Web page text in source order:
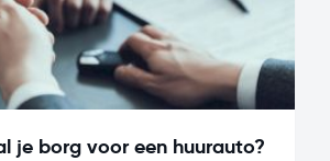
je borg voor een huurauto?